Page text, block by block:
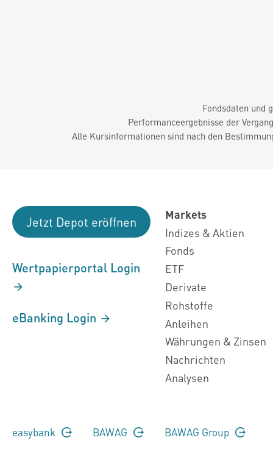
Fondsdaten und
Performanceergebnisse der
Alle Kursinformationen sind nach den
Jetzt Depot eröffnen
Wertpapierportal Login
eBanking Login
Markets
Indizes & Aktien
Fonds
ETF
Derivate
Rohstoffe
Anleihen
Währungen & Zinsen
Nachrichten
Analysen
easybank BAWAG BAWAG Group